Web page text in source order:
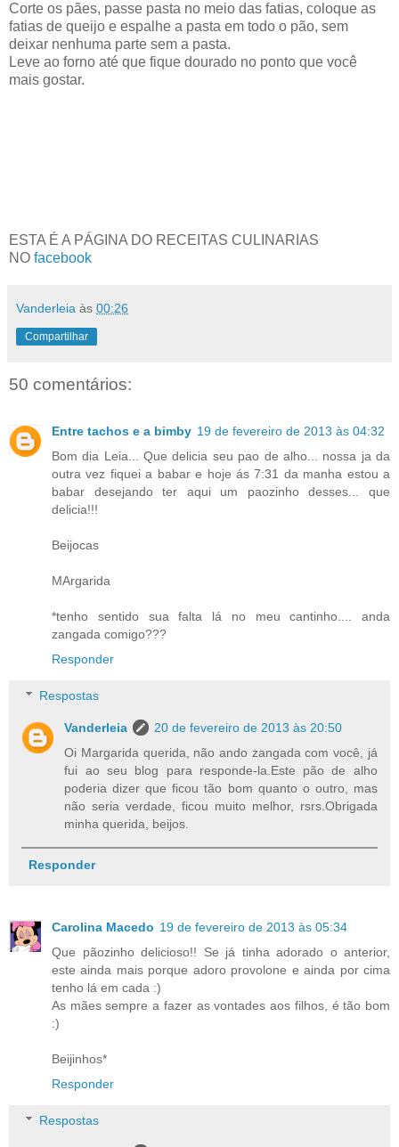
Corte os pães, passe pasta no meio das fatias, coloque as
fatias de queijo e espalhe a pasta em todo o pão, sem
deixar nenhuma parte sem a pasta.
Leve ao forno até que fique dourado no ponto que você
mais gostar.
ESTA É A PÁGINA DO RECEITAS CULINARIAS
NO facebook
Vanderleia às 00:26
Compartilhar
50 comentários:
Entre tachos e a bimby 19 de fevereiro de 2013 às 04:32
Bom dia Leia... Que delicia seu pao de alho... nossa ja da
outra vez fiquei a babar e hoje ás 7:31 da manha estou a
babar desejando ter aqui um paozinho desses... que
delicia!!!
Beijocas
MArgarida
*tenho sentido sua falta lá no meu cantinho.... anda
zangada comigo???
Responder
Respostas
Vanderleia
20 de fevereiro de 2013 às 20:50
Oi Margarida querida, não ando zangada com você, já
fui ao seu blog para responde-la.Este pão de alho
poderia dizer que ficou tão bom quanto o outro, mas
não seria verdade, ficou muito melhor, rsrs.Obrigada
minha querida, beijos.
Responder
Carolina Macedo 19 de fevereiro de 2013 às 05:34
Que pãozinho delicioso!! Se já tinha adorado o anterior,
este ainda mais porque adoro provolone e ainda por cima
tenho lá em cada :)
As mães sempre a fazer as vontades aos filhos, é tão bom
:)
Beijinhos*
Responder
Respostas